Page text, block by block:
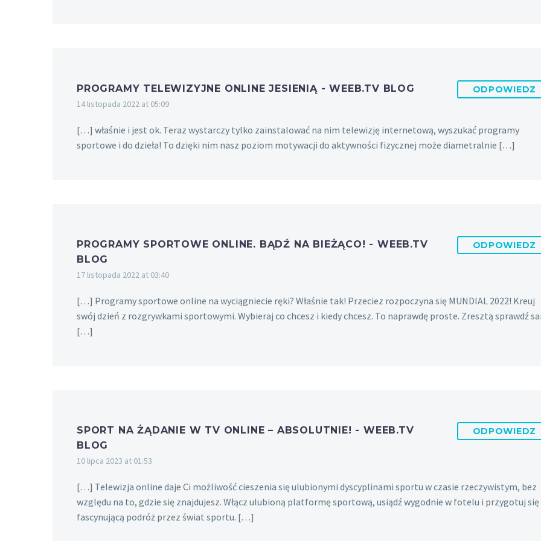
PROGRAMY TELEWIZYJNE ONLINE JESIENIĄ - WEEB.TV BLOG
14 listopada 2022 at 05:09
ODPOWIEDZ
[…] właśnie i jest ok. Teraz wystarczy tylko zainstalować na nim telewizję internetową, wyszukać programy
sportowe i do dzieła! To dzięki nim nasz poziom motywacji do aktywności fizycznej może diametralnie […]
PROGRAMY SPORTOWE ONLINE. BĄDŹ NA BIEŻĄCO! - WEEB.TV
BLOG
17 listopada 2022 at 03:40
ODPOWIEDZ
[…] Programy sportowe online na wyciągniecie ręki? Właśnie tak! Przeciez rozpoczyna się MUNDIAL 2022! Kreuj
swój dzień z rozgrywkami sportowymi. Wybieraj co chcesz i kiedy chcesz. To naprawdę proste. Zresztą sprawdź
[…]
SPORT NA ŻĄDANIE W TV ONLINE – ABSOLUTNIE! - WEEB.TV
BLOG
10 lipca 2023 at 01:53
ODPOWIEDZ
[…] Telewizja online daje Ci możliwość cieszenia się ulubionymi dyscyplinami sportu w czasie rzeczywistym, bez
względu na to, gdzie się znajdujesz. Włącz ulubioną platformę sportową, usiądź wygodnie w fotelu i przygotuj się
fascynującą podróż przez świat sportu. […]